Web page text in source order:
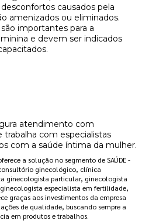
causados pela
amenizados ou eliminados.
importantes para a
e devem ser indicados
atendimento com
trabalha com especialistas
com a saúde íntima da mulher.
a solução no segmento de SAÚDE -
consultório ginecológico, clínica
ginecologista particular, ginecologista
especialista em fertilidade,
graças aos investimentos da empresa
de qualidade, buscando sempre a
em produtos e trabalhos.